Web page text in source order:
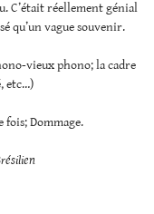
C’était réellement génial
qu’un vague souvenir.
vieux phono; la cadre
etc…)
fois; Dommage.